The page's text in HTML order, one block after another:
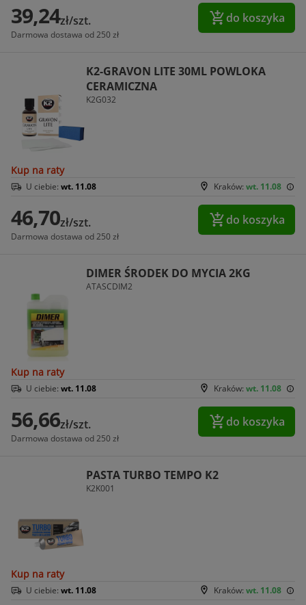
39,24zł/szt.
Darmowa dostawa od 250 zł
do koszyka
K2-GRAVON LITE 30ML POWLOKA
CERAMICZNA
K2G032
Kup na raty
Kraków: wt. 11.08
U ciebie: wt. 11.08
46,70zł/szt.
Darmowa dostawa od 250 zł
do koszyka
DIMER ŚRODEK DO MYCIA 2KG
ATASCDIM2
Kup na raty
Kraków: wt. 11.08
U ciebie: wt. 11.08
56,66zł/szt.
Darmowa dostawa od 250 zł
do koszyka
PASTA TURBO TEMPO K2
K2K001
Kup na raty
Kraków: wt. 11.08
U ciebie: wt. 11.08